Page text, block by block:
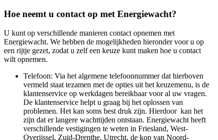
Hoe neemt u contact op met Energiewacht?
U kunt op verschillende manieren contact opnemen met
Energiewacht. We hebben de mogelijkheden hieronder voor u op
een rijtje gezet, zodat u zelf een keuze kunt maken hoe u contact
wilt opnemen.
Telefoon: Via het algemene telefoonnummer dat hierboven
vermeld staat tezamen met de opties uit het keuzemenu, is de
klantenservice op werkdagen bereikbaar voor al uw vragen.
De klantenservice helpt u graag bij het oplossen van
problemen. Het kan soms best druk zijn. Hierdoor kan het
zijn dat er langere wachttijden ontstaan. Energiewacht heeft
verschillende vestigingen te weten in Friesland, West-
Overijssel, Zuid-Drenthe, Utrecht, de kop van Noord-